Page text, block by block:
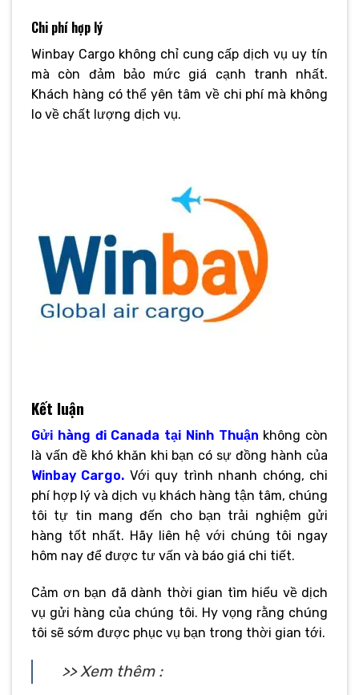
Chi phí hợp lý
Winbay Cargo không chỉ cung cấp dịch vụ uy tín
mà còn đảm bảo mức giá cạnh tranh nhất.
Khách hàng có thể yên tâm về chi phí mà không
lo về chất lượng dịch vụ.
Kết luận
Gửi hàng đi Canada tại Ninh Thuận không còn
là vấn đề khó khăn khi bạn có sự đồng hành của
Winbay Cargo. Với quy trình nhanh chóng, chi
phí hợp lý và dịch vụ khách hàng tận tâm, chúng
tôi tự tin mang đến cho bạn trải nghiệm gửi
hàng tốt nhất. Hãy liên hệ với chúng tôi ngay
hôm nay để được tư vấn và báo giá chi tiết.
Cảm ơn bạn đã dành thời gian tìm hiểu về dịch
vụ gửi hàng của chúng tôi. Hy vọng rằng chúng
tôi sẽ sớm được phục vụ bạn trong thời gian tới.
>> Xem thêm :